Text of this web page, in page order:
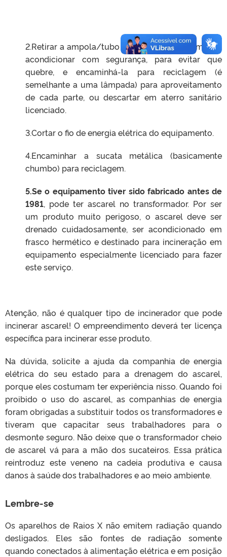
2.Retirar a ampola/tubo de vidro do equipamento,
acondicionar com segurança, para evitar que
quebre, e encaminhá-la para reciclagem (é
semelhante a uma lâmpada) para aproveitamento
de cada parte, ou descartar em aterro sanitário
licenciado.
3.Cortar o fio de energia elétrica do equipamento.
4.Encaminhar a sucata metálica (basicamente
chumbo) para reciclagem.
5.Se o equipamento tiver sido fabricado antes de
1981, pode ter ascarel no transformador. Por ser
um produto muito perigoso, o ascarel deve ser
drenado cuidadosamente, ser acondicionado em
frasco hermético e destinado para incineração em
equipamento especialmente licenciado para fazer
este serviço.
Atenção, não é qualquer tipo de incinerador que pode
incinerar ascarel! O empreendimento deverá ter licença
específica para incinerar esse produto.
Na dúvida, solicite a ajuda da companhia de energia
elétrica do seu estado para a drenagem do ascarel,
porque eles costumam ter experiência nisso. Quando foi
proibido o uso do ascarel, as companhias de energia
foram obrigadas a substituir todos os transformadores e
tiveram que capacitar seus trabalhadores para o
desmonte seguro. Não deixe que o transformador cheio
de ascarel vá para a mão dos sucateiros. Essa prática
reintroduz este veneno na cadeia produtiva e causa
danos à saúde dos trabalhadores e ao meio ambiente.
Lembre-se
Os aparelhos de Raios X não emitem radiação quando
desligados. Eles são fontes de radiação somente
quando conectados à alimentação elétrica e em posição